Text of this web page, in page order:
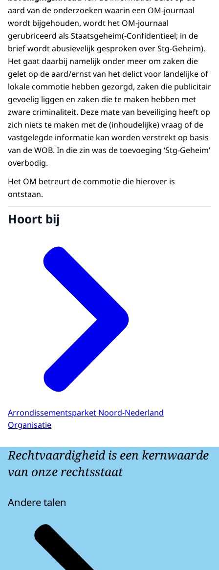
aard van de onderzoeken waarin een OM-journaal
wordt bijgehouden, wordt het OM-journaal
gerubriceerd als Staatsgeheim(-Confidentieel; in de
brief wordt abusievelijk gesproken over Stg-Geheim).
Het gaat daarbij namelijk onder meer om zaken die
gelet op de aard/ernst van het delict voor landelijke of
lokale commotie hebben gezorgd, zaken die publicitair
gevoelig liggen en zaken die te maken hebben met
zware criminaliteit. Deze mate van beveiliging heeft op
zich niets te maken met de (inhoudelijke) vraag of de
vastgelegde informatie kan worden verstrekt op basis
van de WOB. In die zin was de toevoeging ‘Stg-Geheim’
overbodig.
Het OM betreurt de commotie die hierover is
ontstaan.
Hoort bij
Arrondissementsparket Noord-Nederland
Organisatie
Rechtvaardigheid is een kernwaarde
van onze rechtsstaat
Andere talen